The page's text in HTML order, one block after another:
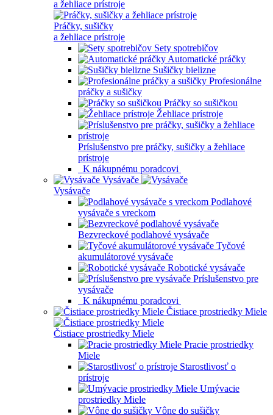
a žehliace prístroje
Práčky, sušičky
a žehliace prístroje
Sety spotrebičov
Automatické práčky
Sušičky bielizne
Profesionálne
práčky a sušičky
Práčky so sušičkou
Žehliace prístroje
Príslušenstvo pre práčky, sušičky a žehliace
prístroje
K nákupnému poradcovi
Vysávače
Vysávače
Podlahové
vysávače s vreckom
Bezvreckové podlahové vysávače
Tyčové
akumulátorové vysávače
Robotické vysávače
Príslušenstvo pre
vysávače
K nákupnému poradcovi
Čistiace prostriedky Miele
Čistiace prostriedky Miele
Pracie prostriedky
Miele
Starostlivosť o
prístroje
Umývacie
prostriedky Miele
Vône do sušičky